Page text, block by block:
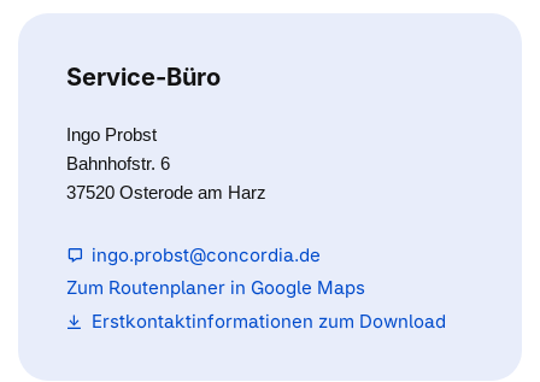
Service-Büro
Ingo Probst
Bahnhofstr. 6
37520 Osterode am Harz
ingo.probst@concordia.de
Zum Routenplaner in Google Maps
Erstkontaktinformationen zum Download